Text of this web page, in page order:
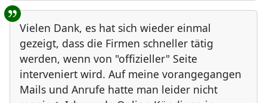
Vielen Dank, es hat sich wieder einmal
gezeigt, dass die Firmen schneller tätig
werden, wenn von "offizieller" Seite
interveniert wird. Auf meine vorangegangen
Mails und Anrufe hatte man leider nicht